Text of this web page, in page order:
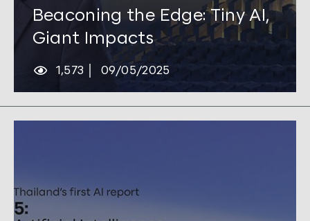
Tags: Outlook 2025 , SCBX R&D
Beaconing the Edge: Tiny AI,
Giant Impacts
1,573 09/05/2025